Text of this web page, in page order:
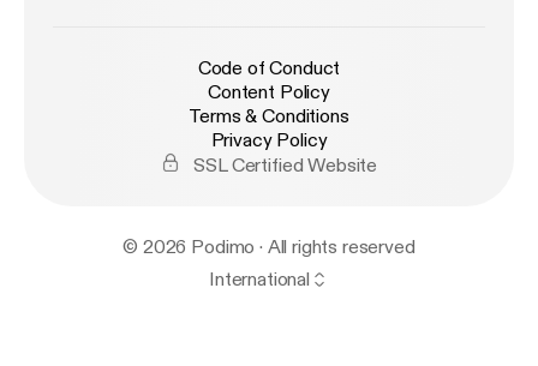
Code of Conduct
Content Policy
Terms & Conditions
Privacy Policy
SSL Certified Website
© 2026 Podimo · All rights reserved
International